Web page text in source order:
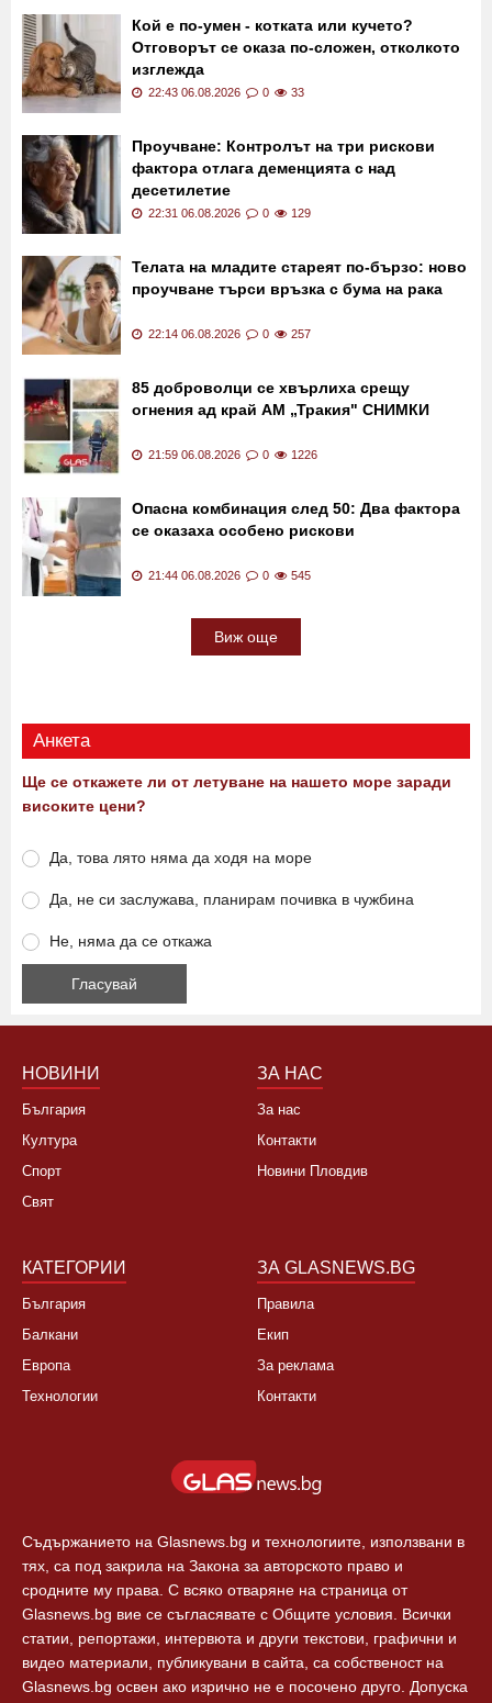
Кой е по-умен - котката или кучето?
Отговорът се оказа по-сложен, отколкото
изглежда
22:43 06.08.2026 0 33
Проучване: Контролът на три рискови
фактора отлага деменцията с над
десетилетие
22:31 06.08.2026 0 129
Телата на младите стареят по-бързо: ново
проучване търси връзка с бума на рака
22:14 06.08.2026 0 257
85 доброволци се хвърлиха срещу
огнения ад край АМ „Тракия" СНИМКИ
21:59 06.08.2026 0 1226
Опасна комбинация след 50: Два фактора
се оказаха особено рискови
21:44 06.08.2026 0 545
Виж още
Анкета
Ще се откажете ли от летуване на нашето море заради
високите цени?
Да, това лято няма да ходя на море
Да, не си заслужава, планирам почивка в чужбина
Не, няма да се откажа
НОВИНИ
България
Култура
Спорт
Свят
ЗА НАС
За нас
Контакти
Новини Пловдив
КАТЕГОРИИ
България
Балкани
Европа
Технологии
ЗА GLASNEWS.BG
Правила
Екип
За реклама
Контакти
Съдържанието на Glasnews.bg и технологиите, използвани в
тях, са под закрила на Закона за авторското право и
сродните му права. С всяко отваряне на страница от
Glasnews.bg вие се съгласявате с Общите условия. Всички
статии, репортажи, интервюта и други текстови, графични и
видео материали, публикувани в сайта, са собственост на
Glasnews.bg освен ако изрично не е посочено друго. Допуска